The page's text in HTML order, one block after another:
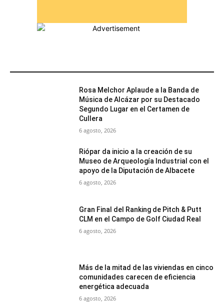
Rosa Melchor Aplaude a la Banda de
Música de Alcázar por su Destacado
Segundo Lugar en el Certamen de
Cullera
6 agosto, 2026
Riópar da inicio a la creación de su
Museo de Arqueología Industrial con el
apoyo de la Diputación de Albacete
6 agosto, 2026
Gran Final del Ranking de Pitch & Putt
CLM en el Campo de Golf Ciudad Real
6 agosto, 2026
Más de la mitad de las viviendas en cinco
comunidades carecen de eficiencia
energética adecuada
6 agosto, 2026